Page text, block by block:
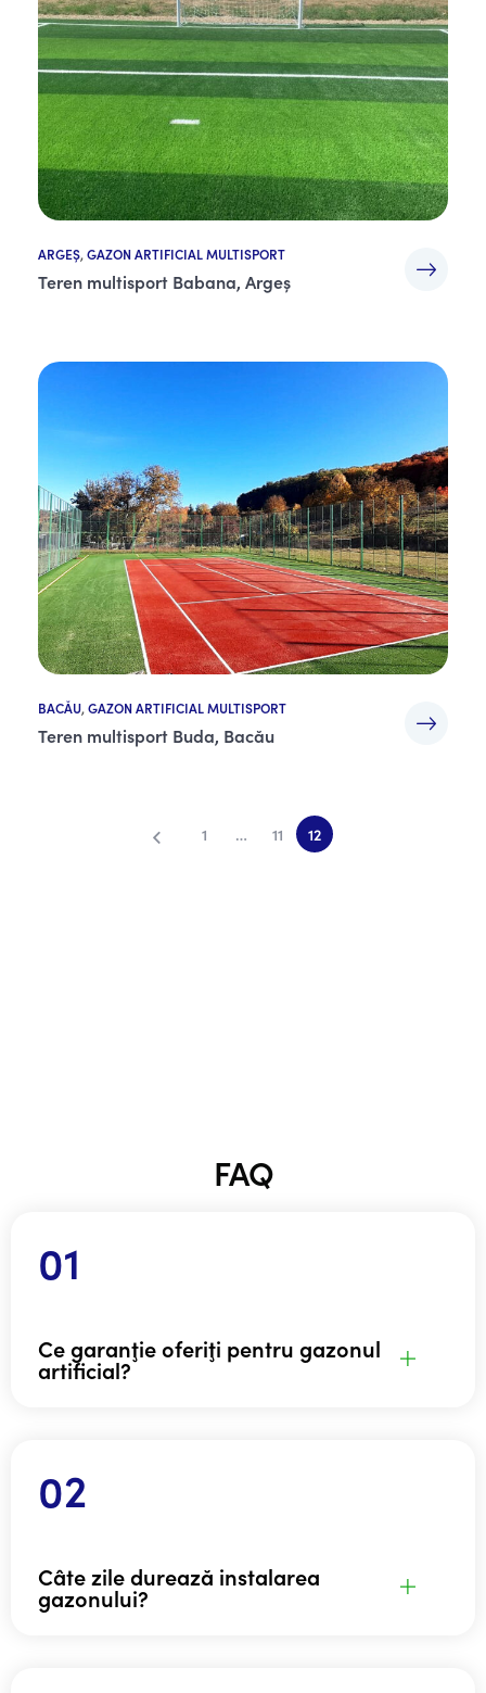
ARGEȘ,GAZON ARTIFICIAL MULTISPORT
Teren multisport Babana, Argeș
BACĂU,GAZON ARTIFICIAL MULTISPORT
Teren multisport Buda, Bacău
1 … 11 12
FAQ
Ce garanţie oferiţi pentru gazonul
artificial?
Câte zile durează instalarea
gazonului?